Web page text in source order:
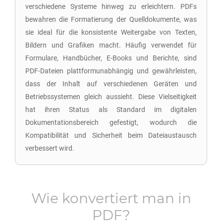
verschiedene Systeme hinweg zu erleichtern. PDFs
bewahren die Formatierung der Quelldokumente, was
sie ideal für die konsistente Weitergabe von Texten,
Bildern und Grafiken macht. Häufig verwendet für
Formulare, Handbücher, E-Books und Berichte, sind
PDF-Dateien plattformunabhängig und gewährleisten,
dass der Inhalt auf verschiedenen Geräten und
Betriebssystemen gleich aussieht. Diese Vielseitigkeit
hat ihren Status als Standard im digitalen
Dokumentationsbereich gefestigt, wodurch die
Kompatibilität und Sicherheit beim Dateiaustausch
verbessert wird.
Wie konvertiert man in
PDF?